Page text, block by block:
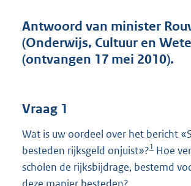
t
e
:
4
Antwoord van minister
(Onderwijs, Cultuur en
(ontvangen 17 mei 2010).
Vraag 1
Wat is uw oordeel over het bericht
besteden rijksgeld onjuist»?1 Hoe
scholen de rijksbijdrage, bestemd